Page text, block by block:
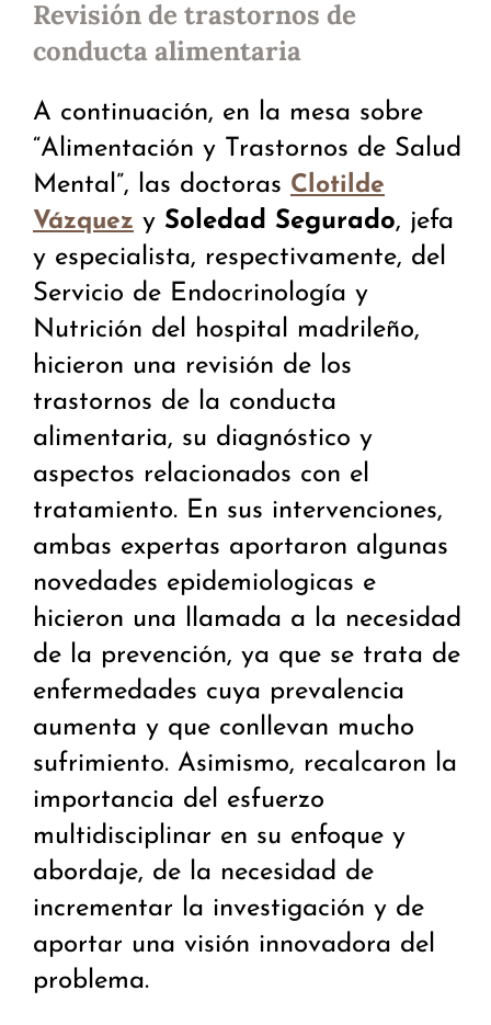
Revisión de trastornos de
conducta alimentaria
A continuación, en la mesa sobre
“Alimentación y Trastornos de Salud
Mental”, las doctoras Clotilde
Vázquez y Soledad Segurado, jefa
y especialista, respectivamente, del
Servicio de Endocrinología y
Nutrición del hospital madrileño,
hicieron una revisión de los
trastornos de la conducta
alimentaria, su diagnóstico y
aspectos relacionados con el
tratamiento. En sus intervenciones,
ambas expertas aportaron algunas
novedades epidemiologicas e
hicieron una llamada a la necesidad
de la prevención, ya que se trata de
enfermedades cuya prevalencia
aumenta y que conllevan mucho
sufrimiento. Asimismo, recalcaron la
importancia del esfuerzo
multidisciplinar en su enfoque y
abordaje, de la necesidad de
incrementar la investigación y de
aportar una visión innovadora del
problema.